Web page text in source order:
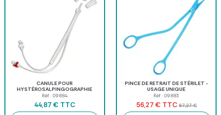
CANULE POUR
HYSTÉROSALPINGOGRAPHIE
Réf : 09884
44,87 € TTC
PINCE DE RETRAIT DE STÉRILET -
USAGE UNIQUE
Réf : 09883
56,27 € TTC 67,27 €